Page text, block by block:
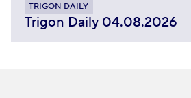
TRIGON DAILY
Trigon Daily 04.08.2026